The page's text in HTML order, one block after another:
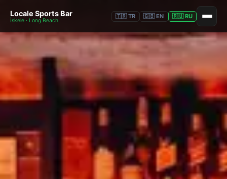
Locale Sports Bar
İskele · Long Beach
🇹🇷 TR 🇬🇧 EN 🇷🇺 RU